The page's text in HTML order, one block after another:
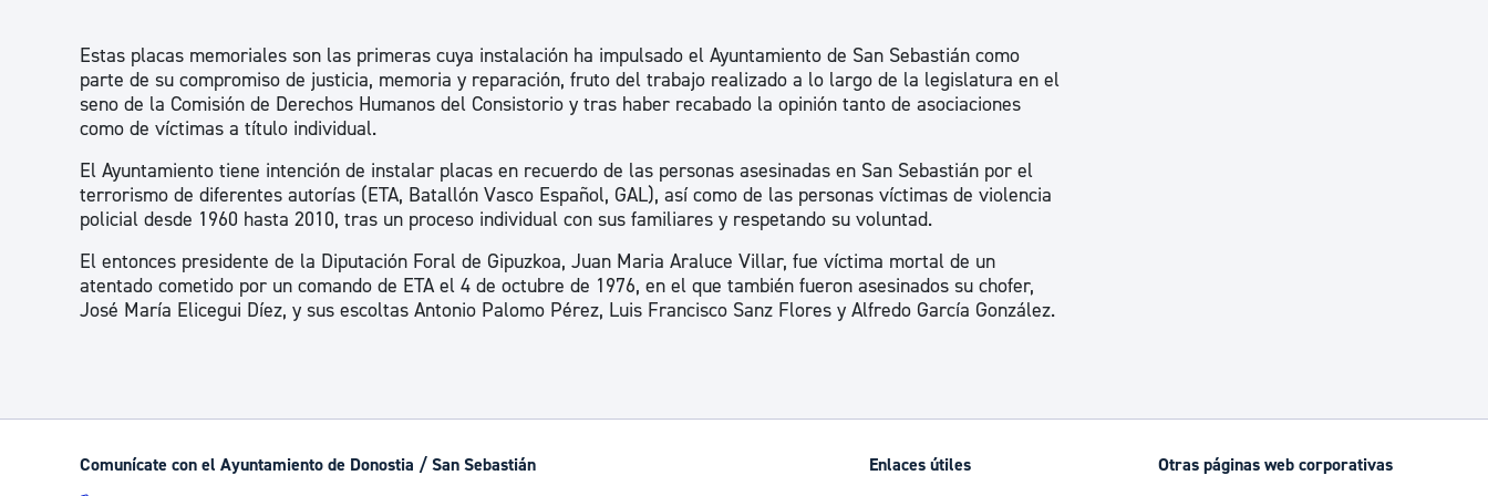
Estas placas memoriales son las primeras cuya instalación ha impulsado el Ayuntamiento de San Sebastián como
parte de su compromiso de justicia, memoria y reparación, fruto del trabajo realizado a lo largo de la legislatura en el
seno de la Comisión de Derechos Humanos del Consistorio y tras haber recabado la opinión tanto de asociaciones
como de víctimas a título individual.
El Ayuntamiento tiene intención de instalar placas en recuerdo de las personas asesinadas en San Sebastián por el
terrorismo de diferentes autorías (ETA, Batallón Vasco Español, GAL), así como de las personas víctimas de violencia
policial desde 1960 hasta 2010, tras un proceso individual con sus familiares y respetando su voluntad.
El entonces presidente de la Diputación Foral de Gipuzkoa, Juan Maria Araluce Villar, fue víctima mortal de un
atentado cometido por un comando de ETA el 4 de octubre de 1976, en el que también fueron asesinados su chofer,
José María Elicegui Díez, y sus escoltas Antonio Palomo Pérez, Luis Francisco Sanz Flores y Alfredo García González.
Comunícate con el Ayuntamiento de Donostia / San Sebastián Enlaces útiles Otras páginas web corporativas